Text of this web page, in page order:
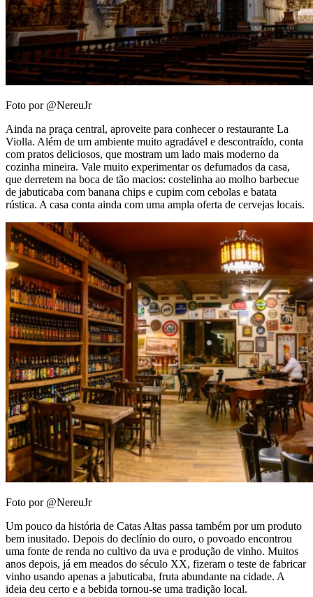
Foto por @NereuJr
Ainda na praça central, aproveite para conhecer o restaurante La
Violla. Além de um ambiente muito agradável e descontraído, conta
com pratos deliciosos, que mostram um lado mais moderno da
cozinha mineira. Vale muito experimentar os defumados da casa,
que derretem na boca de tão macios: costelinha ao molho barbecue
de jabuticaba com banana chips e cupim com cebolas e batata
rústica. A casa conta ainda com uma ampla oferta de cervejas locais.
Foto por @NereuJr
Um pouco da história de Catas Altas passa também por um produto
bem inusitado. Depois do declínio do ouro, o povoado encontrou
uma fonte de renda no cultivo da uva e produção de vinho. Muitos
anos depois, já em meados do século XX, fizeram o teste de fabricar
vinho usando apenas a jabuticaba, fruta abundante na cidade. A
ideia deu certo e a bebida tornou-se uma tradição local.